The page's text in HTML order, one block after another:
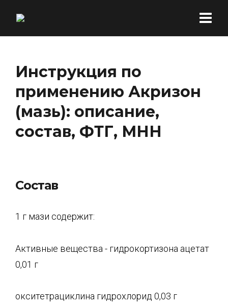
Инструкция по
применению Акризон
(мазь): описание,
состав, ФТГ, МНН
Состав
1 г мази содержит:
Активные вещества - гидрокортизона ацетат
0,01 г
окситетрациклина гидрохлорид 0,03 г